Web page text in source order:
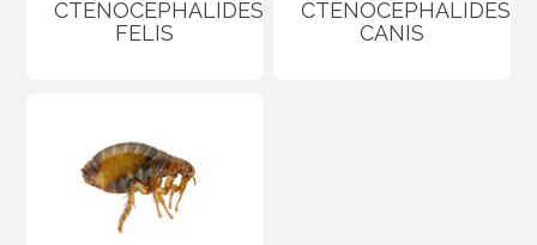
CTENOCEPHALIDES
FELIS
CTENOCEPHALIDES
CANIS